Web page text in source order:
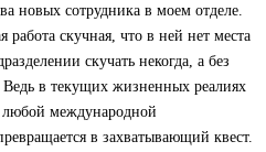
новых сотрудника в моем отделе.
работа скучная, что в ней нет места
скучать некогда, а без
в текущих жизненных реалиях
любой международной
в захватывающий квест.